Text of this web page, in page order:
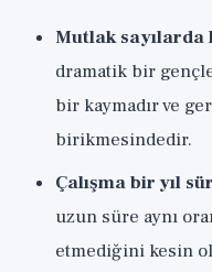
Mutlak
dramatik bir
bir kaymadır ve
birikmesindedir.
Çalışma bir yıl
uzun süre aynı
etmediğini kesin